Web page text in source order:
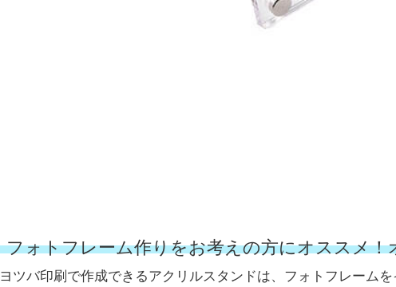
フォトフレーム作りをお考えの方にオススメ
ヨツバ印刷で作成できるアクリルスタンドは、フォトフレーム